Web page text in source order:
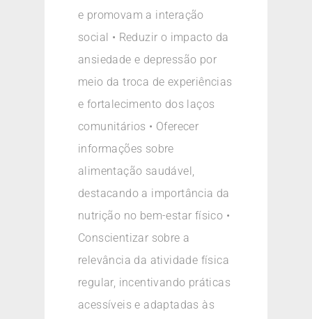
e promovam a interação
social • Reduzir o impacto da
ansiedade e depressão por
meio da troca de experiências
e fortalecimento dos laços
comunitários • Oferecer
informações sobre
alimentação saudável,
destacando a importância da
nutrição no bem-estar físico •
Conscientizar sobre a
relevância da atividade física
regular, incentivando práticas
acessíveis e adaptadas às